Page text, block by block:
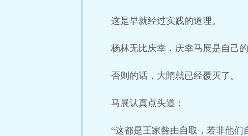
这是早就经过实践的道理。
杨林无比庆幸，庆幸马展是自己
否则的话，大隋就已经覆灭了。
马展认真点头道：
“这都是王家咎由自取，若非他